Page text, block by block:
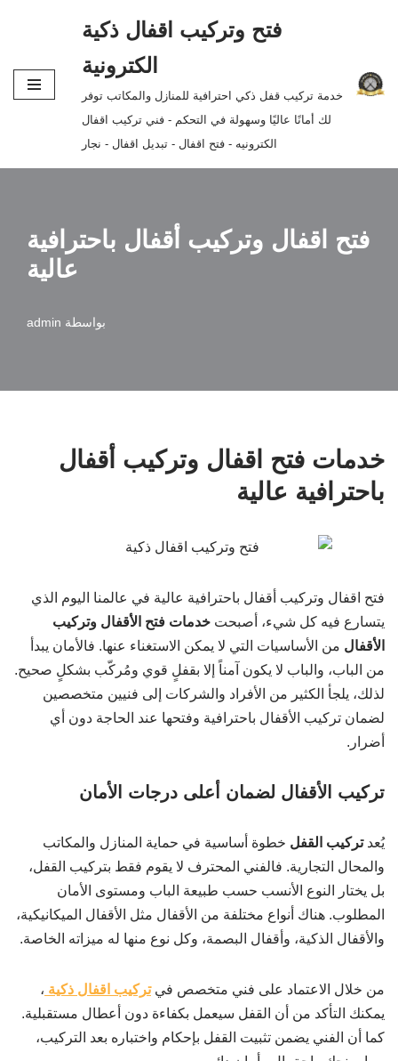
إلى
المحتوى
فتح وتركيب اقفال ذكية
الكترونية
خدمة تركيب قفل ذكي احترافية للمنازل والمكاتب توفر
لك أمانًا عاليًا وسهولة في التحكم - فني تركيب اقفال
الكترونيه - فتح اقفال - تبديل اقفال - نجار
فتح اقفال وتركيب أقفال باحترافية
عالية
بواسطة admin
خدمات فتح اقفال وتركيب أقفال
باحترافية عالية
فتح اقفال وتركيب أقفال باحترافية عالية في عالمنا اليوم الذي
يتسارع فيه كل شيء، أصبحت خدمات فتح الأقفال وتركيب
الأقفال من الأساسيات التي لا يمكن الاستغناء عنها. فالأمان يبدأ
من الباب، والباب لا يكون آمناً إلا بقفلٍ قوي ومُركّب بشكلٍ صحيح.
لذلك، يلجأ الكثير من الأفراد والشركات إلى فنيين متخصصين
لضمان تركيب الأقفال باحترافية وفتحها عند الحاجة دون أي
أضرار.
تركيب الأقفال لضمان أعلى درجات الأمان
يُعدتركيب القفل خطوة أساسية في حماية المنازل والمكاتب
والمحال التجارية. فالفني المحترف لا يقوم فقط بتركيب القفل،
بل يختار النوع الأنسب حسب طبيعة الباب ومستوى الأمان
المطلوب. هناك أنواع مختلفة من الأقفال مثل الأقفال الميكانيكية،
والأقفال الذكية، وأقفال البصمة، وكل نوع منها له ميزاته الخاصة.
من خلال الاعتماد على فني متخصص فيتركيب اقفال ذكية ،
يمكنك التأكد من أن القفل سيعمل بكفاءة دون أعطال مستقبلية.
كما أن الفني يضمن تثبيت القفل بإحكام واختباره بعد التركيب،